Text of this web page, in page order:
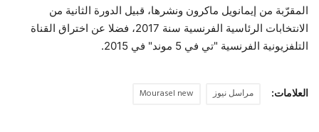
المقرّبة من إيمانويل ماكرون ونشرها، قبيل الدورة الثانية من
الانتخابات الرئاسية الفرنسية سنة 2017، فضلا عن اختراق القناة
التلفزيونية الفرنسية "تي في 5 موند" في 2015.
العلامات: مراسل نيوز Mourasel new